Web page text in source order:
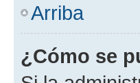
Arriba
¿Cómo se